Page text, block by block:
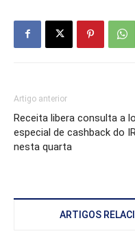
Artigo anterior
Receita libera consulta a
especial de cashback do
nesta quarta
ARTIGOS